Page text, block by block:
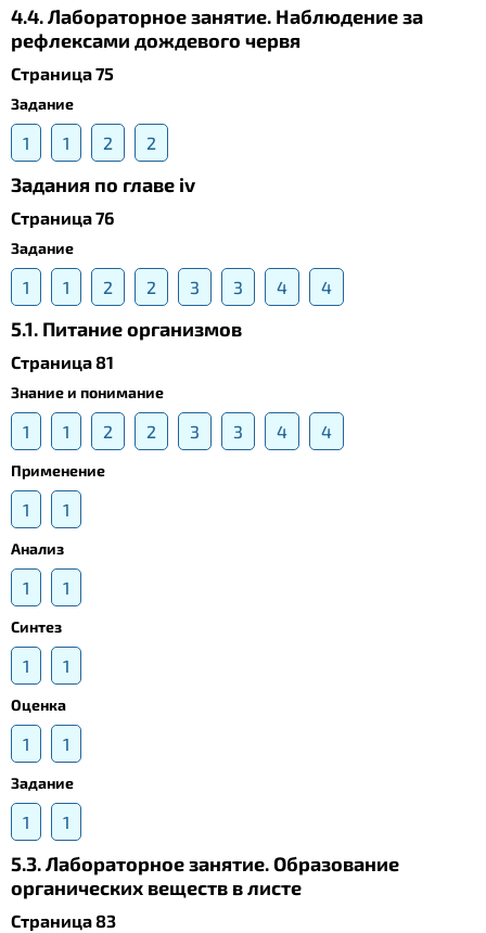
4.4. Лабораторное занятие. Наблюдение за
рефлексами дождевого червя
Страница 75
Задание
1 1 2 2
Задания по главе iv
Страница 76
Задание
1 1 2 2 3 3 4 4
5.1. Питание организмов
Страница 81
Знание и понимание
1 1 2 2 3 3 4 4
Применение
1 1
Анализ
1 1
Синтез
1 1
Оценка
1 1
Задание
1 1
5.3. Лабораторное занятие. Образование
органических веществ в листе
Страница 83